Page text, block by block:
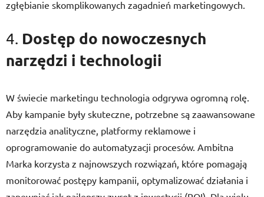
zgłębianie skomplikowanych zagadnień marketingowych.
4. Dostęp do nowoczesnych
narzędzi i technologii
W świecie marketingu technologia odgrywa ogromną rolę.
Aby kampanie były skuteczne, potrzebne są zaawansowane
narzędzia analityczne, platformy reklamowe i
oprogramowanie do automatyzacji procesów. Ambitna
Marka korzysta z najnowszych rozwiązań, które pomagają
monitorować postępy kampanii, optymalizować działania i